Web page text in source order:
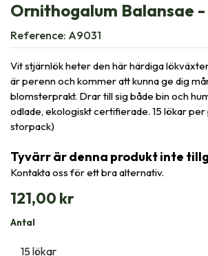
Ornithogalum Balansae -
Reference: A9031
Vit stjärnlök heter den här härdiga
är perenn och kommer att kunna ge dig
blomsterprakt. Drar till sig både bin och
odlade, ekologiskt certifierade. 15 lökar
storpack)
Tyvärr är denna produkt inte
Kontakta oss för ett bra alternativ.
121,00 kr
Antal